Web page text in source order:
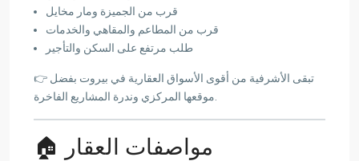
قرب من الجميزة ومار مخايل
قرب من المطاعم والمقاهي والخدمات
طلب مرتفع على السكن والتأجير
👉 تبقى الأشرفية من أقوى الأسواق العقارية في بيروت بفضل
🏠 مواصفات العقار